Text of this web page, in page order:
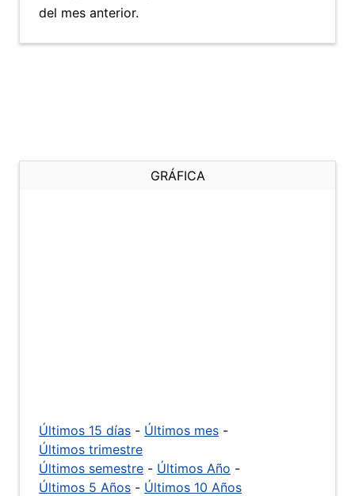
del mes anterior.
GRÁFICA
Últimos 15 días - Últimos mes -
Últimos trimestre
Últimos semestre - Últimos Año -
Últimos 5 Años - Últimos 10 Años